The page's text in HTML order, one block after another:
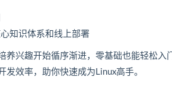
知识体系和线上部署
养兴趣开始循序渐进，零基础也能轻松入门
发效率，助你快速成为Linux高手。